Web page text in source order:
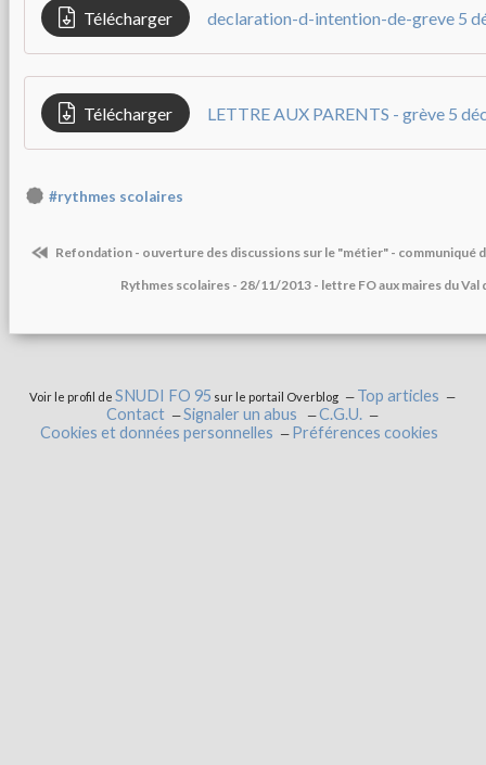
Télécharger declaration-d-intention-de-greve 5
Télécharger LETTRE AUX PARENTS - grève 5
#rythmes scolaires
Refondation - ouverture des discussions sur le "métier" - communiqué
Rythmes scolaires - 28/11/2013 - lettre FO aux maires du
Voir le profil deSNUDI FO 95 sur le portail Overblog
Top articles
Contact
Signaler un abus
C.G.U.
Cookies et données personnelles
Préférences cookies